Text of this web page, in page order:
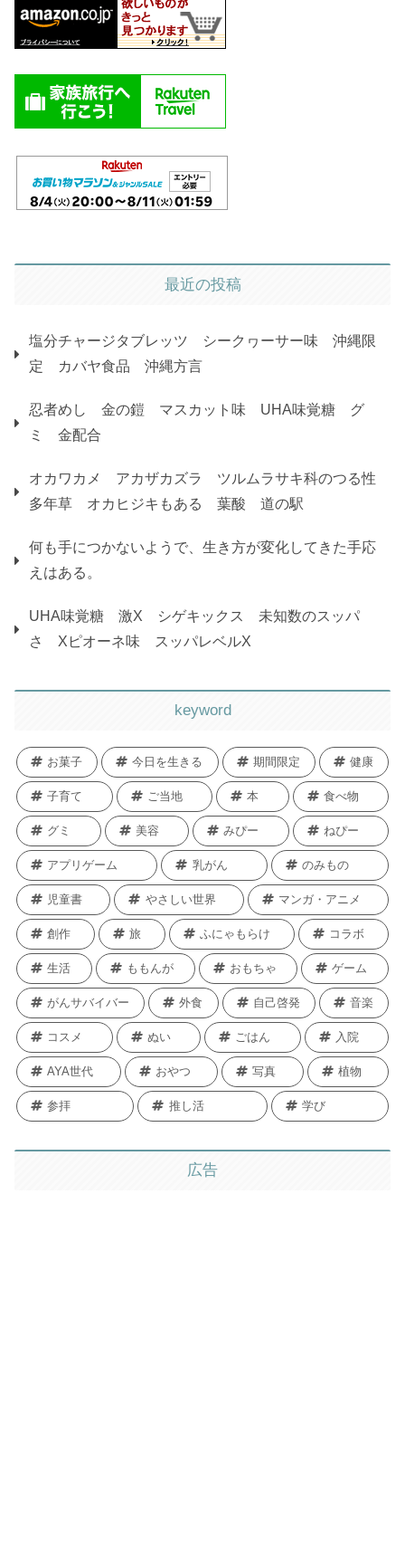
最近の投稿
塩分チャージタブレッツ シークヮーサー味 沖縄限
定 カバヤ食品 沖縄方言
忍者めし 金の鎧 マスカット味 UHA味覚糖 グ
ミ 金配合
オカワカメ アカザカズラ ツルムラサキ科のつる性
多年草 オカヒジキもある 葉酸 道の駅
何も手につかないようで、生き方が変化してきた手応
えはある。
UHA味覚糖 激X シゲキックス 未知数のスッパ
さ Xピオーネ味 スッパレベルX
keyword
お菓子 今日を生きる 期間限定 健康
子育て ご当地 本 食べ物
グミ 美容 みぴー ねぴー
アプリゲーム 乳がん のみもの
児童書 やさしい世界 マンガ・アニメ
創作 旅 ふにゃもらけ コラボ
生活 ももんが おもちゃ ゲーム
がんサバイバー 外食 自己啓発 音楽
コスメ ぬい ごはん 入院
AYA世代 おやつ 写真 植物
参拝 推し活 学び
広告